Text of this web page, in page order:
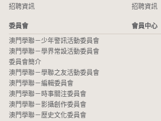
招聘資訊
招聘資訊
委員會
澳門學聯－少年警訊活動委員會
澳門學聯－學界常設活動委員會
委員會簡介
澳門學聯－學聯之友活動委員會
澳門學聯－編輯委員會
澳門學聯－時事關注委員會
澳門學聯－影攝創作委員會
澳門學聯－歷史文化委員會
會員中心